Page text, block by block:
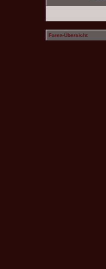
Foren-Übersicht